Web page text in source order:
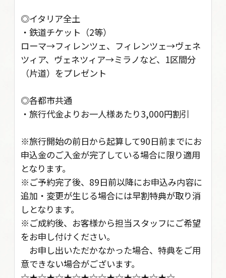
◎イタリア全土
・鉄道チケット（2等）
ローマ→フィレンツェ、フィレンツェ→ヴェネ
ツィア、ヴェネツィア→ミラノなど、1区間分
（片道）をプレゼント
◎各都市共通
・旅行代金よりお一人様あたり3,000円割引
※旅行開始の前日から起算して90日前までにお
申込金のご入金が完了している場合に限り適用
となります。
※ご予約完了後、89日前以降にお申込み内容に
追加・変更が生じる場合には早割特典が取り消
しとなります。
※ご成約後、お客様から担当スタッフにご希望
をお申し付けください。
お申し出いただかなかった場合、特典をご用
意できない場合がございます。